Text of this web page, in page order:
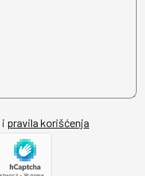
i pravila korišćenja